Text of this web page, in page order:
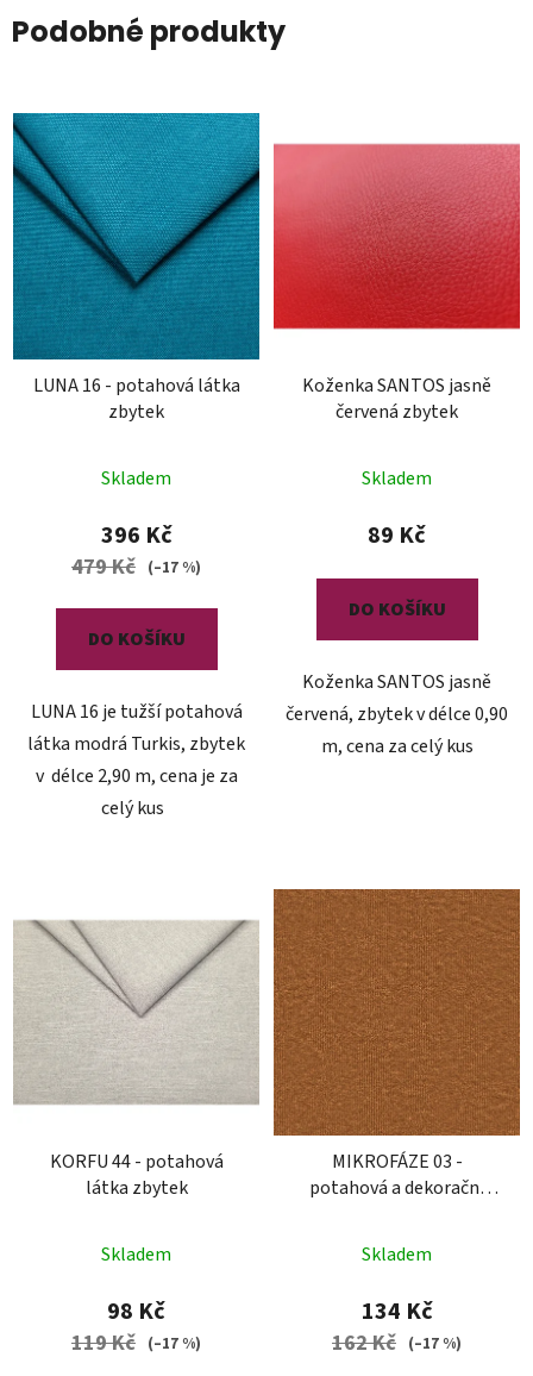
Podobné produkty
LUNA 16 - potahová látka
zbytek
Skladem
396 Kč
479 Kč (–17 %)
DO KOŠÍKU
LUNA 16 je tužší potahová
látka modrá Turkis, zbytek
v délce 2,90 m, cena je za
celý kus
Koženka SANTOS jasně
červená zbytek
Skladem
89 Kč
DO KOŠÍKU
Koženka SANTOS jasně
červená, zbytek v délce 0,90
m, cena za celý kus
KORFU 44 - potahová
látka zbytek
Skladem
98 Kč
119 Kč (–17 %)
MIKROFÁZE 03 -
potahová a dekorační
Skladem
134 Kč
162 Kč (–17 %)